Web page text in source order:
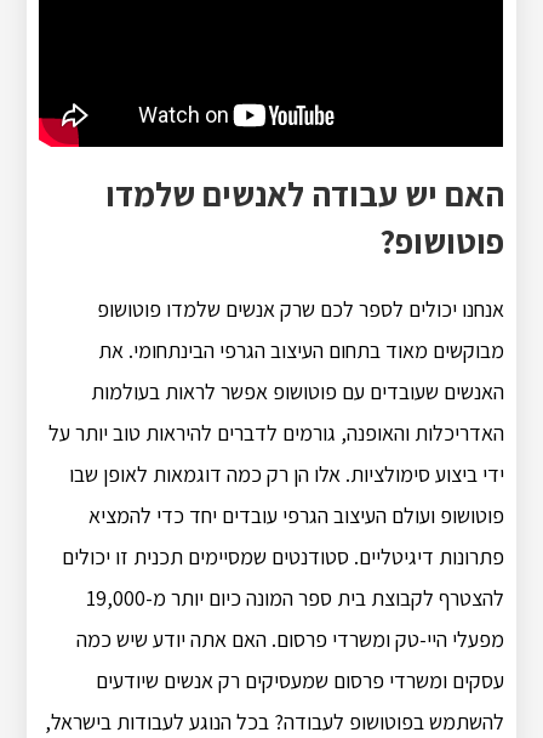
האם יש עבודה לאנשים שלמדו
פוטושופ?
אנחנו יכולים לספר לכם שרק אנשים שלמדו פוטושופ
מבוקשים מאוד בתחום העיצוב הגרפי הבינתחומי. את
האנשים שעובדים עם פוטושופ אפשר לראות בעולמות
האדריכלות והאופנה, גורמים לדברים להיראות טוב יותר על
ידי ביצוע סימולציות. אלו הן רק כמה דוגמאות לאופן שבו
פוטושופ ועולם העיצוב הגרפי עובדים יחד כדי להמציא
פתרונות דיגיטליים. סטודנטים שמסיימים תכנית זו יכולים
להצטרף לקבוצת בית ספר המונה כיום יותר מ-19,000
מפעלי היי-טק ומשרדי פרסום. האם אתה יודע שיש כמה
עסקים ומשרדי פרסום שמעסיקים רק אנשים שיודעים
להשתמש בפוטושופ לעבודה? בכל הנוגע לעבודות בישראל,